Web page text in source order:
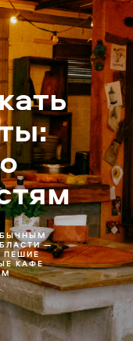
—
ПЕШИЕ
КАФЕ